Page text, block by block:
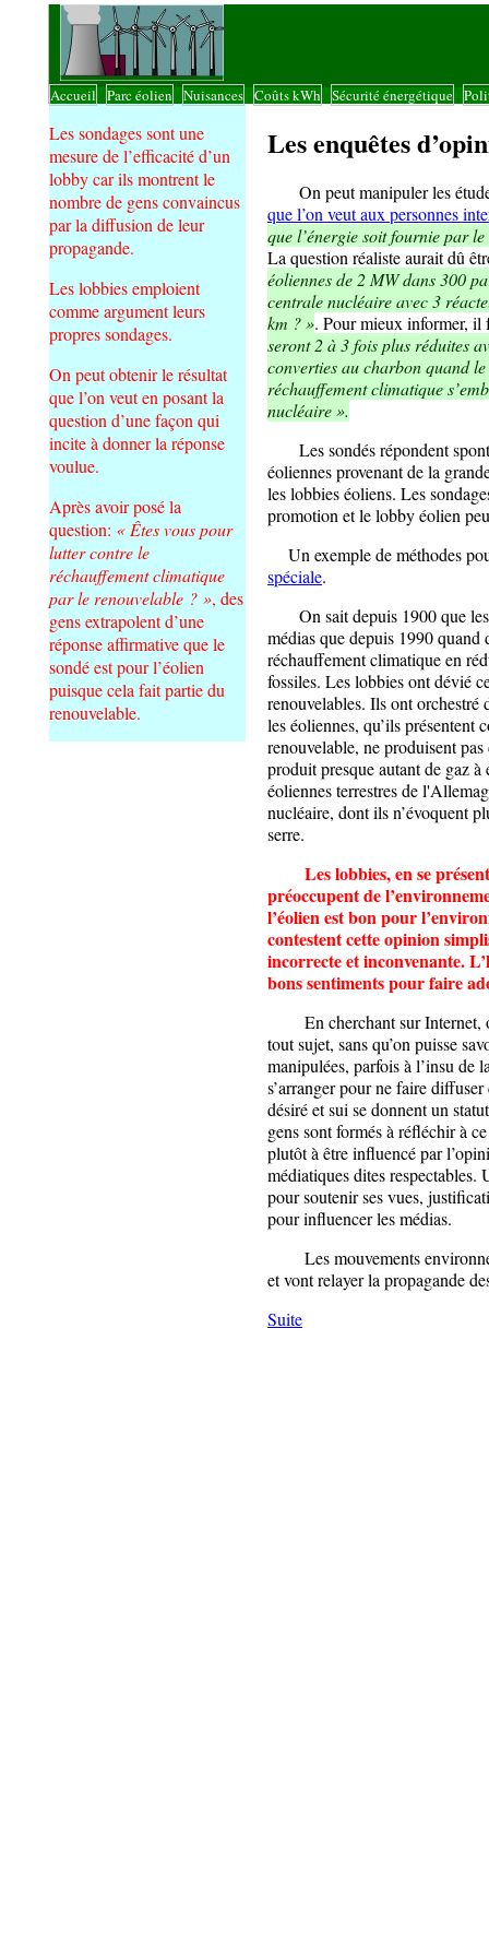
Accueil Parc éolien Nuisances Coûts kWh Sécurité énergétique
Les sondages sont une
mesure de l’efficacité d’un
lobby car ils montrent le
nombre de gens convaincus
par la diffusion de leur
propagande.
Les lobbies emploient
comme argument leurs
propres sondages.
On peut obtenir le résultat
que l’on veut en posant la
question d’une façon qui
incite à donner la réponse
voulue.
Après avoir posé la
question: « Êtes vous pour
lutter contre le
réchauffement climatique
par le renouvelable ? », des
gens extrapolent d’une
réponse affirmative que le
sondé est pour l’éolien
puisque cela fait partie du
renouvelable.
Les enquêtes
On peut manipuler les
que l’on veut aux personnes
que l’énergie soit fournie par
La question réaliste aurait dû
éoliennes de 2 MW dans 300
centrale nucléaire avec 3
km ? ». Pour mieux informer,
seront 2 à 3 fois plus réduites
converties au charbon quand
réchauffement climatique
nucléaire ».
Les sondés répondent
éoliennes provenant de la
les lobbies éoliens. Les
promotion et le lobby éolien
Un exemple de méthodes
spéciale.
On sait depuis 1900 que les
médias que depuis 1990 quand
réchauffement climatique en
fossiles. Les lobbies ont dévié
renouvelables. Ils ont orchestré
les éoliennes, qu’ils présentent
renouvelable, ne produisent
produit presque autant de gaz
éoliennes terrestres de
nucléaire, dont ils n’évoquent
serre.
Les lobbies, en se
préoccupent de
l’éolien est bon pour
contestent cette opinion
incorrecte et inconvenante.
bons sentiments pour faire
En cherchant sur Internet,
tout sujet, sans qu’on puisse
manipulées, parfois à l’insu de
s’arranger pour ne faire
désiré et sui se donnent un
gens sont formés à réfléchir à
plutôt à être influencé par
médiatiques dites
pour soutenir ses vues,
pour influencer les médias.
Les mouvements
et vont relayer la propagande
Suite